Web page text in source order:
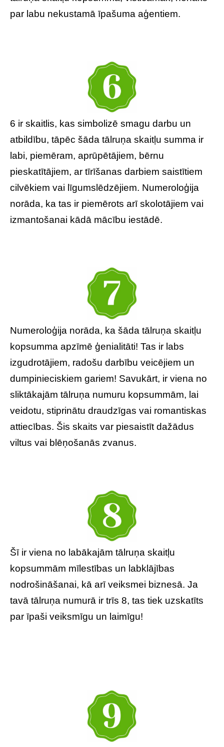
par labu nekustamā īpašuma aģentiem.
6 ir skaitlis, kas simbolizē smagu darbu un
atbildību, tāpēc šāda tālruņa skaitļu summa ir
labi, piemēram, aprūpētājiem, bērnu
pieskatītājiem, ar tīrīšanas darbiem saistītiem
cilvēkiem vai līgumslēdzējiem. Numeroloģija
norāda, ka tas ir piemērots arī skolotājiem vai
izmantošanai kādā mācību iestādē.
Numeroloģija norāda, ka šāda tālruņa skaitļu
kopsumma apzīmē ģenialitāti! Tas ir labs
izgudrotājiem, radošu darbību veicējiem un
dumpinieciskiem gariem! Savukārt, ir viena no
sliktākajām tālruņa numuru kopsummām, lai
veidotu, stiprinātu draudzīgas vai romantiskas
attiecības. Šis skaits var piesaistīt dažādus
viltus vai blēņošanās zvanus.
Šī ir viena no labākajām tālruņa skaitļu
kopsummām mīlestības un labklājības
nodrošināšanai, kā arī veiksmei biznesā. Ja
tavā tālruņa numurā ir trīs 8, tas tiek uzskatīts
par īpaši veiksmīgu un laimīgu!